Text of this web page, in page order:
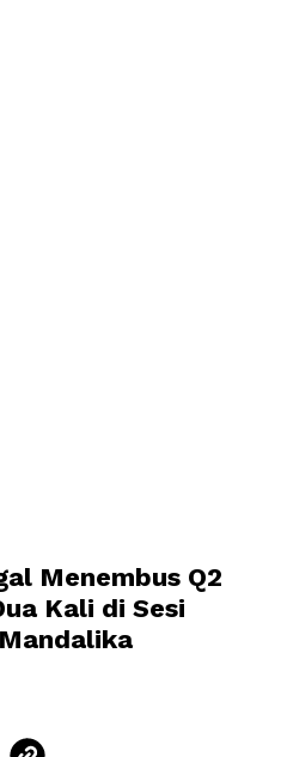
Menembus Q2
Kali di Sesi